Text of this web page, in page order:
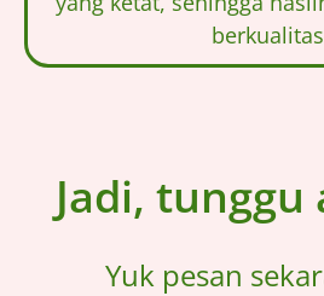
Jadi, tunggu
Yuk pesan